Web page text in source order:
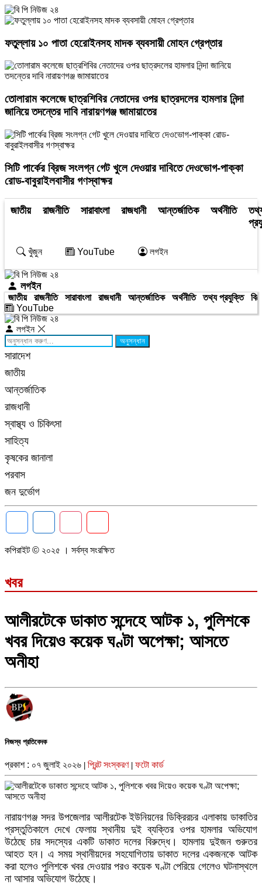
ফতুল্লায় ১০ পাতা হেরোইনসহ মাদক ব্যবসায়ী মোহন গ্রেপ্তার
তোলারাম কলেজে ছাত্রশিবির নেতাদের ওপর ছাত্রদলের হামলার নিন্দা
জানিয়ে তদন্তের দাবি নারায়ণগঞ্জ জামায়াতের
সিটি পার্কের ব্রিজ সংলগ্ন গেট খুলে দেওয়ার দাবিতে দেওভোগ-পাক্কা
রোড-বাবুরাইলবাসীর গণস্বাক্ষর
জাতীয় রাজনীতি সারাবাংলা রাজধানী আন্তর্জাতিক অর্থনীতি
খুঁজুন YouTube লগইন
লগইন
জাতীয় রাজনীতি সারাবাংলা রাজধানী আন্তর্জাতিক অর্থনীতি তথ্য প্রযুক্তি
YouTube
লগইন
অনুসন্ধান
সারাদেশ
জাতীয়
আন্তর্জাতিক
রাজধানী
স্বাস্থ্য ও চিকিৎসা
সাহিত্য
কৃষকের জানালা
পরবাস
জন দুর্ভোগ
কপিরাইট © ২০২৫ । সর্বস্ব সংরক্ষিত
খবর
আলীরটেকে ডাকাত সন্দেহে আটক ১, পুলিশকে
খবর দিয়েও কয়েক ঘণ্টা অপেক্ষা; আসতে
অনীহা
নিজস্ব প্রতিবেদক
প্রকাশ : ০৭ জুলাই ২০২৬ প্রিন্ট সংস্করণ ফটো কার্ড
নারায়ণগঞ্জ সদর উপজেলার আলীরটেক ইউনিয়নের ডিক্রিরচর এলাকায় ডাকাতির
প্রস্তুতিকালে দেখে ফেলায় স্থানীয় দুই ব্যক্তির ওপর হামলার অভিযোগ
উঠেছে চার সদস্যের একটি ডাকাত দলের বিরুদ্ধে। হামলায় দুইজন গুরুতর
আহত হন। এ সময় স্থানীয়দের সহযোগিতায় ডাকাত দলের একজনকে আটক
করা হলেও পুলিশকে খবর দেওয়ার পরও কয়েক ঘণ্টা পেরিয়ে গেলেও ঘটনাস্থলে
না আসার অভিযোগ উঠেছে।